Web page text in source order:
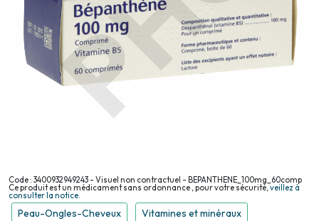
Code : 3400932949243 - Visuel non contractuel - BEPANTHENE_100mg_60comp
Ce produit est un médicament sans ordonnance , pour votre sécurité,veillez à
consulter la notice.
Peau-Ongles-Cheveux Vitamines et minéraux